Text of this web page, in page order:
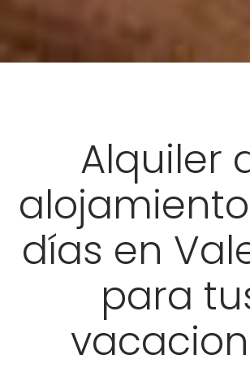
Alquiler
días en
para